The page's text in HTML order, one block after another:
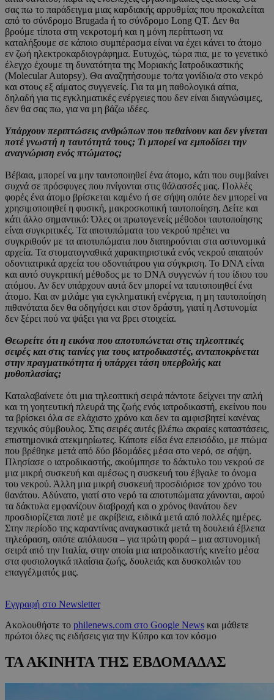
σας πω το παράδειγμα μιας καρδιακής αρρυθμίας που προκαλείται
από το σύνδρομο Brugada ή το σύνδρομο Long QT. Δεν θα
βρούμε τίποτα στη νεκροτομή και η μόνη περίπτωση να
καταλήξουμε σε κάποιο συμπέρασμα είναι να έχει κάνει το άτομο
εν ζωή ηλεκτροκαρδιογράφημα. Ευτυχώς, τώρα πια, με το γενετικό
έλεγχο έχουμε τη δυνατότητα της Μοριακής Ιατροδικαστικής
(Molecular Autopsy). Θα αναζητήσουμε το/τα γονίδιο/α στο νεκρό
και στους εξ αίματος συγγενείς. Για τα μη παθολογικά αίτια,
δηλαδή για τις εγκληματικές ενέργειες που δεν είναι διαγνώσιμες,
δεν θα σας πω, για να μη βάζω ιδέες.
Υπάρχουν περιπτώσεις ανθρώπων που πεθαίνουν και δεν γίνεται
ποτέ γνωστή η ταυτότητά τους; Τι μπορεί να εμποδίσει την
αναγνώριση ενός πτώματος;
Βέβαια, μπορεί να μην ταυτοποιηθεί ένα άτομο, κάτι που συμβαίνει
συχνά σε πρόσφυγες που πνίγονται στις θάλασσές μας. Πολλές
φορές ένα άτομο βρίσκεται καμένο ή σε σήψη οπότε δεν μπορεί να
χρησιμοποιηθεί η φυσική, μακροσκοπική ταυτοποίηση. Δείτε και
κάτι άλλο σημαντικό: Όλες οι πρωτογενείς μέθοδοι ταυτοποίησης
είναι συγκριτικές. Τα αποτυπώματα του νεκρού πρέπει να
συγκριθούν με τα αποτυπώματα που διατηρούνται στα αστυνομικά
αρχεία. Τα στοματογναθικά χαρακτηριστικά ενός νεκρού απαιτούν
οδοντιατρικά αρχεία του οδοντιάτρου για σύγκριση. Το DNA είναι
και αυτό συγκριτική μέθοδος με το DNA συγγενών ή του ίδιου του
ατόμου. Αν δεν υπάρχουν αυτά δεν μπορεί να ταυτοποιηθεί ένα
άτομο. Και αν μιλάμε για εγκληματική ενέργεια, η μη ταυτοποίηση
πιθανότατα δεν θα οδηγήσει και στον δράστη, γιατί η Αστυνομία
δεν ξέρει πού να ψάξει για να βρει στοιχεία.
Θεωρείτε ότι η εικόνα που αποτυπώνεται στις τηλεοπτικές
σειρές και στις ταινίες για τους ιατροδικαστές, ανταποκρίνεται
στην πραγματικότητα ή υπάρχει τάση υπερβολής και
μυθοπλασίας;
Καταλαβαίνετε ότι μια τηλεοπτική σειρά πάντοτε δείχνει την απλή
και τη γοητευτική πλευρά της ζωής ενός ιατροδικαστή, εκείνου που
τα βρίσκει όλα σε ελάχιστο χρόνο και δεν τα αμφισβητεί κανένας
τεχνικός σύμβουλος. Στις σειρές αυτές βλέπω ακραίες καταστάσεις,
επιστημονικά ατεκμηρίωτες. Κάποτε είδα ένα επεισόδιο, με πτώμα
που βρέθηκε μετά από δύο βδομάδες μέσα στο νερό, σε σήψη.
Πλησίασε ο ιατροδικαστής, ακούμπησε το δάκτυλο του νεκρού σε
μια μικρή συσκευή και αμέσως η συσκευή του έβγαλε το όνομα
του νεκρού. Άλλη μια μικρή συσκευή προσδιόρισε τον χρόνο του
θανάτου. Αδύνατο, γιατί στο νερό τα αποτυπώματα χάνονται, αφού
τα δάκτυλα εμφανίζουν διαβροχή και ο χρόνος θανάτου δεν
προσδιορίζεται ποτέ με ακρίβεια, ειδικά μετά από πολλές ημέρες.
Στην περίοδο της καραντίνας αναγκαστικά μετά τη δουλειά έβλεπα
τηλεόραση, οπότε απόλαυσα – για πρώτη φορά – μια αστυνομική
σειρά από την Ιταλία, στην οποία μια ιατροδικαστής κινείτο μέσα
στα φυσιολογικά πλαίσια ζωής, δουλειάς και δυσκολιών του
επαγγέλματός μας.
Εγγραφή στο Newsletter
Ακολουθήστε το philenews.com στο Google News και μάθετε
πρώτοι όλες τις ειδήσεις για την Κύπρο και τον κόσμο
ΤΑ ΑΚΙΝΗΤΑ ΤΗΣ ΕΒΔΟΜΑΔΑΣ